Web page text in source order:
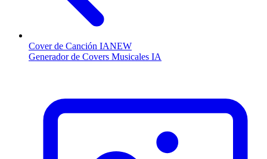
Cover de Canción IANEW
Generador de Covers Musicales IA